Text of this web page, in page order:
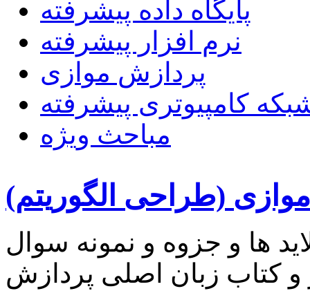
پایگاه داده پیشرفته
نرم افزار پیشرفته
پردازش موازی
کامپیوتری پیشرفته
مباحث ویژه
(طراحی الگوریتم)
ها و جزوه و نمونه سوال
و کتاب زبان اصلی پردازش